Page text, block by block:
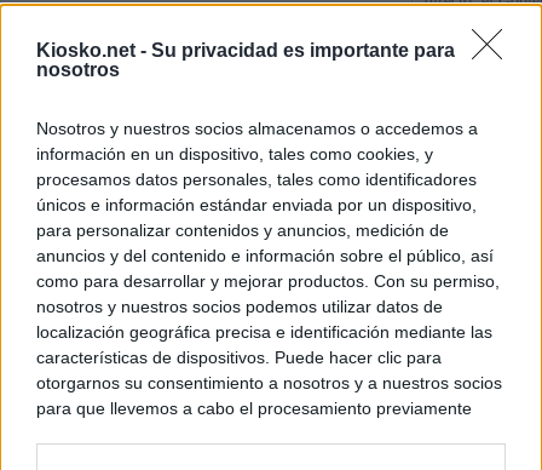
Kiosko.net - Su privacidad es importante para
nosotros
Nosotros y nuestros socios almacenamos o accedemos a
información en un dispositivo, tales como cookies, y
procesamos datos personales, tales como identificadores
únicos e información estándar enviada por un dispositivo,
para personalizar contenidos y anuncios, medición de
anuncios y del contenido e información sobre el público, así
como para desarrollar y mejorar productos. Con su permiso,
nosotros y nuestros socios podemos utilizar datos de
localización geográfica precisa e identificación mediante las
características de dispositivos. Puede hacer clic para
otorgarnos su consentimiento a nosotros y a nuestros socios
para que llevemos a cabo el procesamiento previamente
de "inaceptables"
Sánchez
© Kiosko.net Aviso Legal Privacidad y Cookies